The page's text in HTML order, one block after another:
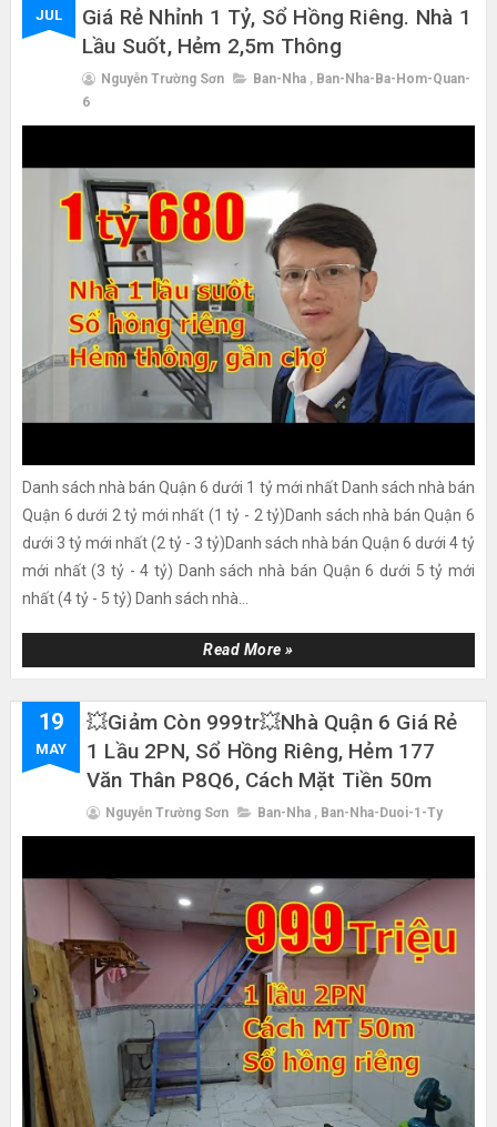
JUL
Giá Rẻ Nhỉnh 1 Tỷ, Sổ Hồng Riêng. Nhà 1
Lầu Suốt, Hẻm 2,5m Thông
Nguyễn Trường Sơn Ban-Nha , Ban-Nha-Ba-Hom-Quan-
6
Danh sách nhà bán Quận 6 dưới 1 tỷ mới nhất Danh sách nhà bán
Quận 6 dưới 2 tỷ mới nhất (1 tỷ - 2 tỷ)Danh sách nhà bán Quận 6
dưới 3 tỷ mới nhất (2 tỷ - 3 tỷ)Danh sách nhà bán Quận 6 dưới 4 tỷ
mới nhất (3 tỷ - 4 tỷ) Danh sách nhà bán Quận 6 dưới 5 tỷ mới
nhất (4 tỷ - 5 tỷ) Danh sách nhà...
Read More »
19
MAY
💥Giảm Còn 999tr💥nhà Quận 6 Giá Rẻ
1 Lầu 2PN, Sổ Hồng Riêng, Hẻm 177
Văn Thân P8Q6, Cách Mặt Tiền 50m
Nguyễn Trường Sơn Ban-Nha , Ban-Nha-Duoi-1-Ty